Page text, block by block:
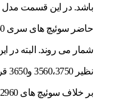
باشد. در این قسمت مدل
نظیر 3560،3750 و3650 قرار می گیرند. (